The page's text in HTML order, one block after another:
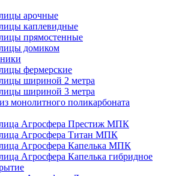
арочные
каплевидные
прямостенные
домиком
фермерские
шириной 2 метра
шириной 3 метра
монолитного поликарбоната
Агросфера Престиж МПК
Агросфера Титан МПК
Агросфера Капелька МПК
Агросфера Капелька гибридное